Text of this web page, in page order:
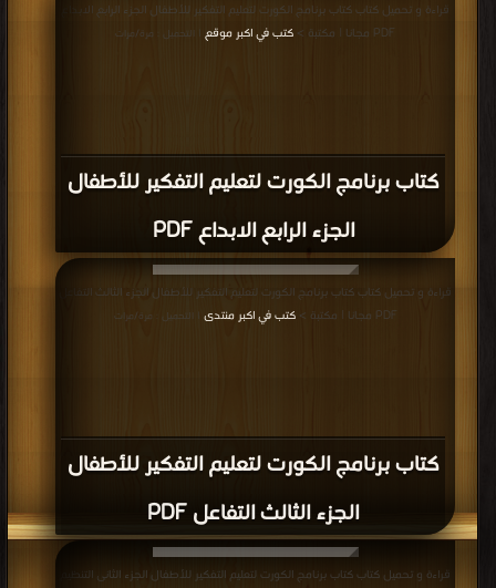
كتاب برنامج الكورت لتعليم التفكير للأطفال
الجزء الرابع الابداع PDF
قراءة و تحميل كتاب كتاب برنامج الكورت لتعليم التفكير للأطفال الجزء الرابع الابداع
PDF مجانا | مكتبة >
كتب في اكبر موقع | التحميل : مرة/مرات
كتاب برنامج الكورت لتعليم التفكير للأطفال
الجزء الثالث التفاعل PDF
قراءة و تحميل كتاب كتاب برنامج الكورت لتعليم التفكير للأطفال الجزء الثالث التفاعل
PDF مجانا | مكتبة >
كتب في اكبر منتدى | التحميل : مرة/مرات
قراءة و تحميل كتاب كتاب برنامج الكورت لتعليم التفكير للأطفال الجزء الثانى التنظيم